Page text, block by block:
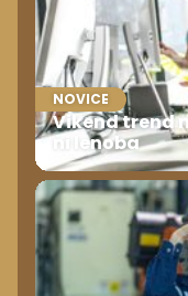
NOVICE
Vikend trend
ni lenoba